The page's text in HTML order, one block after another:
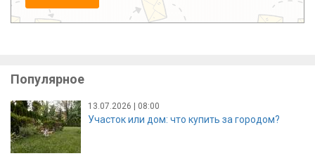
Популярное
13.07.2026 | 08:00
Участок или дом: что купить за городом?